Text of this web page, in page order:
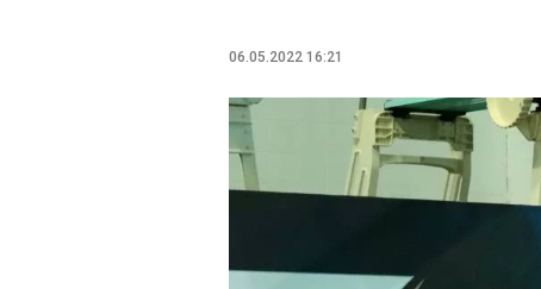
06.05.2022 16:21